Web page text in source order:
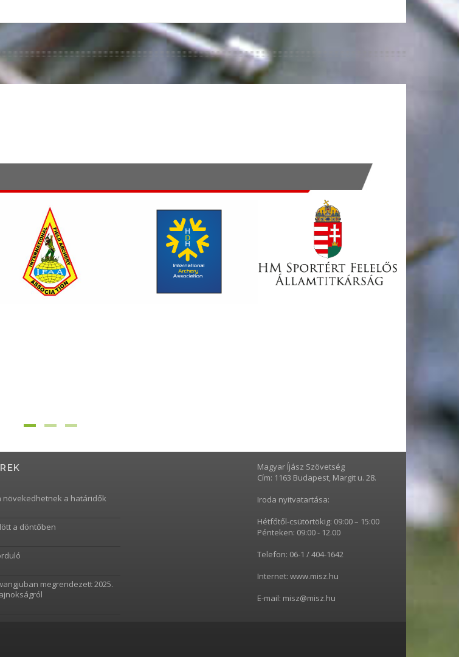
növekedhetnek a határidők
a döntőben
megrendezett 2025.
Magyar Íjász Szövetség
Cím: 1163 Budapest, Margit u. 28.
Iroda nyitvatartása:
Hétfőtől-csütörtökig: 09:00 – 15:00
Pénteken: 09:00 - 12.00
Telefon: 06-1 / 404-1642
Internet: www.misz.hu
E-mail: misz@misz.hu